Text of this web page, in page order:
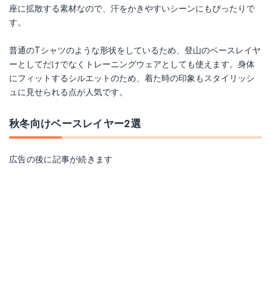
座に拡散する素材なので、汗をかきやすいシーンにもぴったりで
す。
普通のTシャツのような形状をしているため、登山のベースレイヤ
ーとしてだけでなくトレーニングウェアとしても使えます。身体
にフィットするシルエットのため、着た時の印象もスタイリッシ
ュに見せられる点が人気です。
秋冬向けベースレイヤー2選
広告の後に記事が続きます